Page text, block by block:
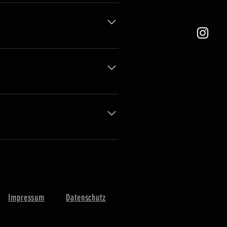
a.
a.
a.
a.
Impressum Datenschutz